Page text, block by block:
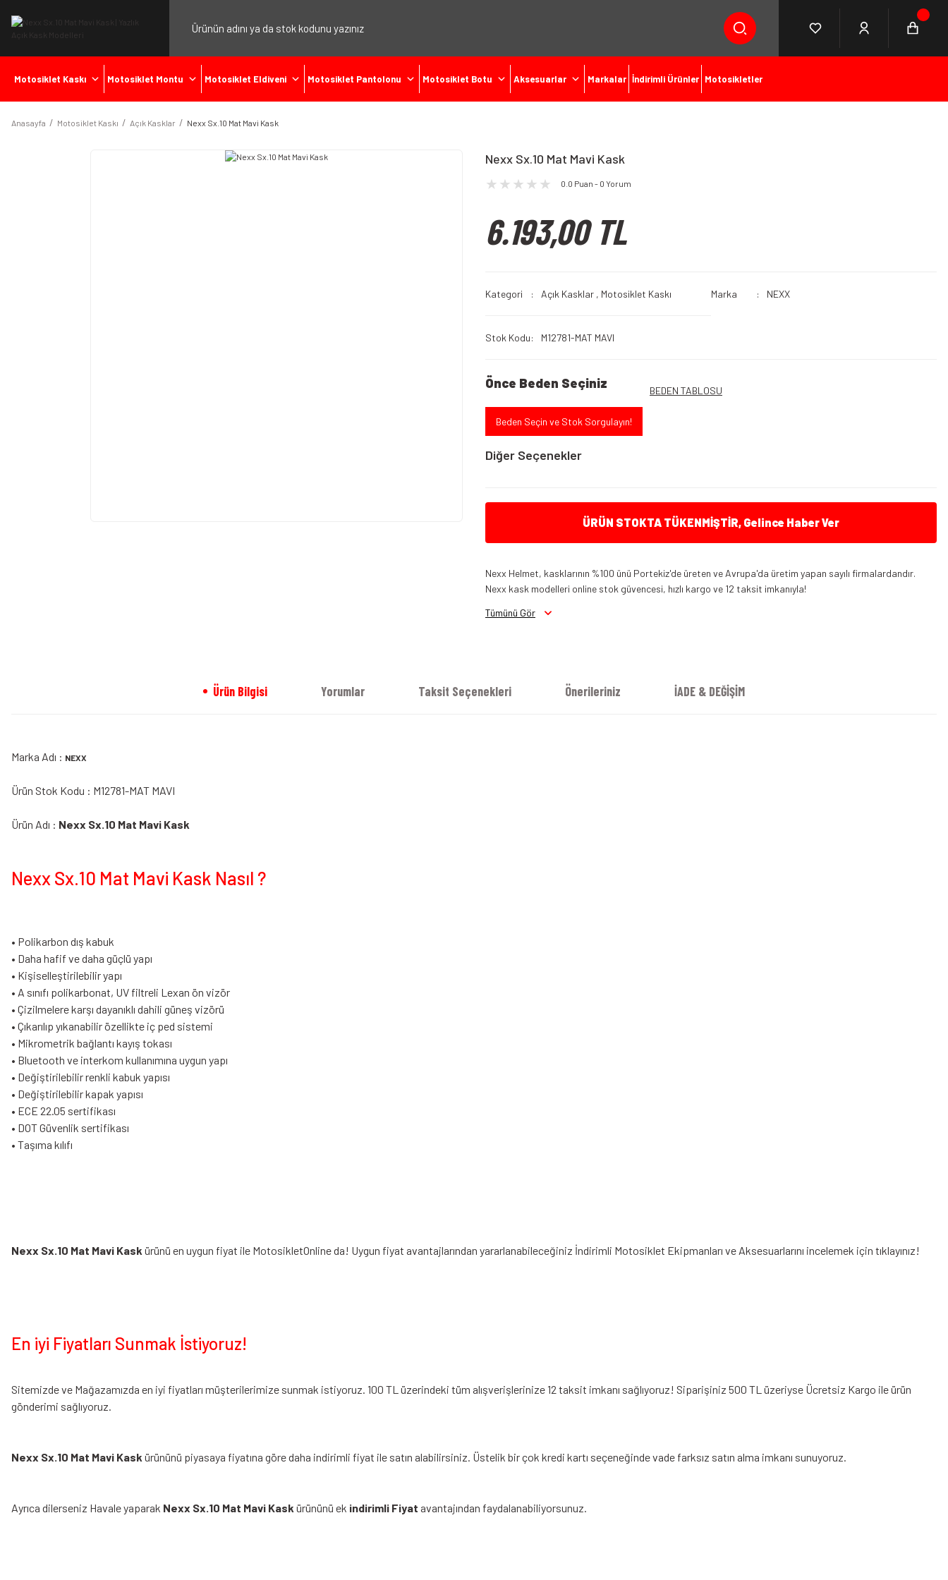
Motosiklet Kaskı Motosiklet Montu Motosiklet Eldiveni Motosiklet Pantolonu Motosiklet Botu Aksesuarlar Markalar İndirimli Ürünler Motosikletler
Anasayfa Motosiklet Kaskı Açık Kasklar Nexx Sx.10 Mat Mavi Kask
Nexx Sx.10 Mat Mavi Kask
0.0 Puan - 0 Yorum
6.193,00 TL
Kategori Açık Kasklar , Motosiklet Kaskı Marka NEXX
Stok Kodu M12781-MAT MAVI
Önce Beden Seçiniz BEDEN TABLOSU
Beden Seçin ve Stok Sorgulayın!
Diğer Seçenekler
Nexx Sx.10 Kask Siyah Beyaz
Nexx Sx.10 Mat Yeşil Kask
ÜRÜN STOKTA TÜKENMİŞTİR, Gelince Haber Ver
Nexx Helmet, kasklarının %100 ünü Portekiz'de üreten ve Avrupa'da üretim yapan sayılı firmalardandır.
Nexx kask modelleri online stok güvencesi, hızlı kargo ve 12 taksit imkanıyla!
Tümünü Gör
Ürün Bilgisi Yorumlar Taksit Seçenekleri Önerileriniz İADE & DEĞİŞİM
Marka Adı : NEXX
Ürün Stok Kodu : M12781-MAT MAVI
Ürün Adı : Nexx Sx.10 Mat Mavi Kask
Nexx Sx.10 Mat Mavi Kask Nasıl ?
• Polikarbon dış kabuk
• Daha hafif ve daha güçlü yapı
• Kişiselleştirilebilir yapı
• A sınıfı polikarbonat, UV filtreli Lexan ön vizör
• Çizilmelere karşı dayanıklı dahili güneş vizörü
• Çıkarılıp yıkanabilir özellikte iç ped sistemi
• Mikrometrik bağlantı kayış tokası
• Bluetooth ve interkom kullanımına uygun yapı
• Değiştirilebilir renkli kabuk yapısı
• Değiştirilebilir kapak yapısı
• ECE 22.05 sertifikası
• DOT Güvenlik sertifikası
• Taşıma kılıfı
Nexx Sx.10 Mat Mavi Kask ürünü en uygun fiyat ile MotosikletOnline da! Uygun fiyat avantajlarından yararlanabileceğiniz İndirimli Motosiklet Ekipmanları ve Aksesuarlarını incelemek için tıklayınız!
En iyi Fiyatları Sunmak İstiyoruz!
Sitemizde ve Mağazamızda en iyi fiyatları müşterilerimize sunmak istiyoruz. 100 TL üzerindeki tüm alışverişlerinize 12 taksit imkanı sağlıyoruz! Siparişiniz 500 TL üzeriyse Ücretsiz Kargo ile ürün
gönderimi sağlıyoruz.
Nexx Sx.10 Mat Mavi Kask ürününü piyasaya fiyatına göre daha indirimli fiyat ile satın alabilirsiniz. Üstelik bir çok kredi kartı seçeneğinde vade farksız satın alma imkanı sunuyoruz.
Ayrıca dilerseniz Havale yaparak Nexx Sx.10 Mat Mavi Kask ürününü ek indirimli Fiyat avantajından faydalanabiliyorsunuz.